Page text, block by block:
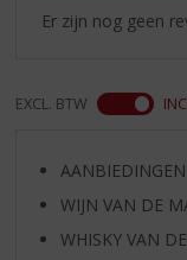
Er zijn nog geen
EXCL. BTW
AANBIEDINGEN
WIJN VAN DE
WHISKY VAN